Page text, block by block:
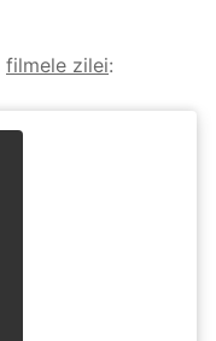
filmele zilei: